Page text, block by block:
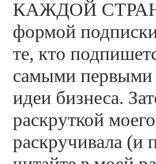
КАЖДОЙ
формой
те, кто
самыми первыми
идеи бизнеса.
раскруткой
раскручивала (и